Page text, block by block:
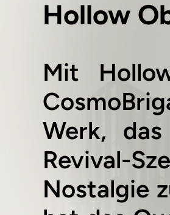
Hollow
Mit
Werk,
Revival-
Nostalgie